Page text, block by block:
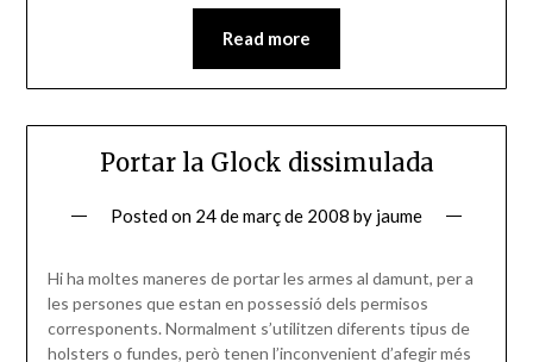
Read more
Portar la Glock dissimulada
Posted on 24 de març de 2008 by jaume
Hi ha moltes maneres de portar les armes al damunt, per a
les persones que estan en possessió dels permisos
corresponents. Normalment s’utilitzen diferents tipus de
holsters o fundes, però tenen l’inconvenient d’afegir més